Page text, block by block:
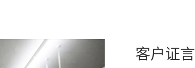
客户证言